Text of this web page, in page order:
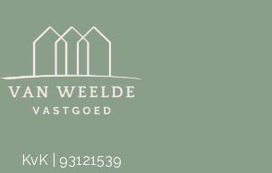
KvK | 93121539